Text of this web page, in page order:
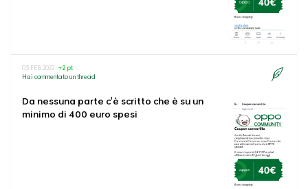
03 FEB 2022 +2 pt
Hai commentato un thread
Da nessuna parte c'è scritto che è su un
minimo di 400 euro spesi